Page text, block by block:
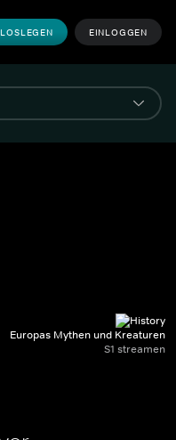
LOSLEGEN EINLOGGEN
Europas Mythen und Kreaturen
S1 streamen